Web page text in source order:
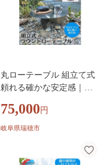
丸ローテーブル 組立て式
頼れる確かな安定感｜テ
ドア用品 キャンプ バーベ
キュー BBQ イベント レジ
ンプ用品 キャンプグッズ
ステンレス 簡単 カンタン
75,000 円
岐阜県瑞穂市